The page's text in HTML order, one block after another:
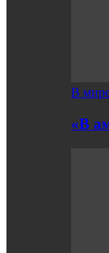
В
«В